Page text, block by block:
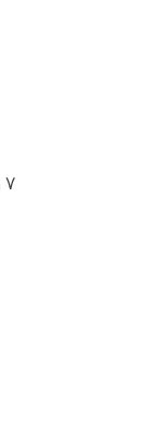
7 روز ضمانت بازگشت پول